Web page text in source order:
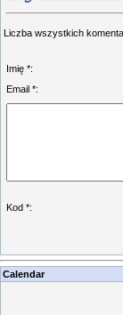
Liczba wszystkich
Imię *:
Email *:
Kod *:
Calendar